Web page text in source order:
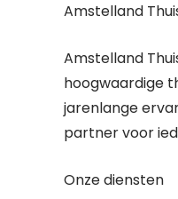
Amstelland
Amstelland
hoogwaardige
jarenlange
partner voor
Onze diensten